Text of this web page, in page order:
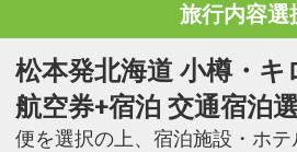
旅行内容選
松本発北海道 小樽・キ
航空券+宿泊 交通宿泊
便を選択の上、宿泊施設・ホ